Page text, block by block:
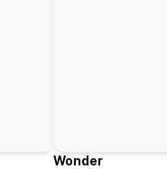
Wonder